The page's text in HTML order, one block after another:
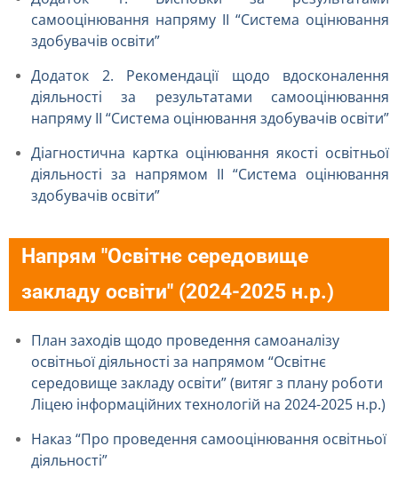
самооцінювання напряму ІІ “Система оцінювання
здобувачів освіти”
Додаток 2. Рекомендації щодо вдосконалення
діяльності за результатами самооцінювання
напряму ІІ “Система оцінювання здобувачів освіти”
Діагностична картка оцінювання якості освітньої
діяльності за напрямом ІІ “Система оцінювання
здобувачів освіти”
Напрям "Освітнє середовище
закладу освіти" (2024-2025 н.р.)
План заходів щодо проведення самоаналізу
освітньої діяльності за напрямом “Освітнє
середовище закладу освіти” (витяг з плану роботи
Ліцею інформаційних технологій на 2024-2025 н.р.)
Наказ “Про проведення самооцінювання освітньої
діяльності”